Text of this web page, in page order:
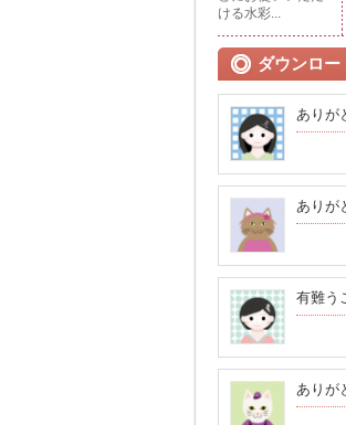
ける水彩...
ダウンロ
ありが
ありが
有難う
ありが